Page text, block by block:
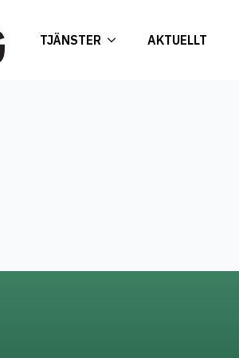
TJÄNSTER AKTUELLT